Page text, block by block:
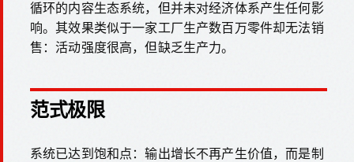
循环的内容生态系统，但并未对经济体系产生任何影
响。其效果类似于一家工厂生产数百万零件却无法销
售：活动强度很高，但缺乏生产力。
范式极限
系统已达到饱和点：输出增长不再产生价值，而是制